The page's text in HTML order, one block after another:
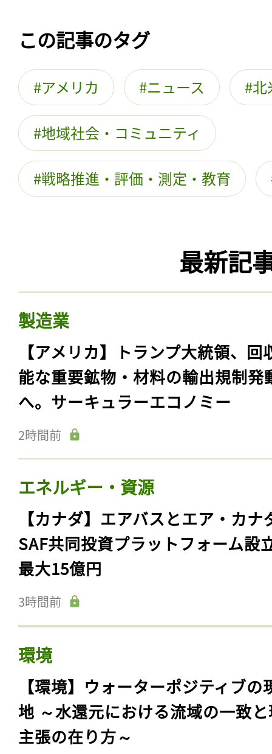
この記事のタグ
アメリカ ニュース 北
地域社会・コミュニティ
戦略推進・評価・測定・教育
最新記
製造業
【アメリカ】トランプ大統領、回
能な重要鉱物・材料の輸出規制発
へ。サーキュラーエコノミー
2時間前
エネルギー・資源
【カナダ】エアバスとエア・カナ
SAF共同投資プラットフォーム設
最大15億円
3時間前
環境
【環境】ウォーターポジティブの
地 ～水還元における流域の一致
主張の在り方～